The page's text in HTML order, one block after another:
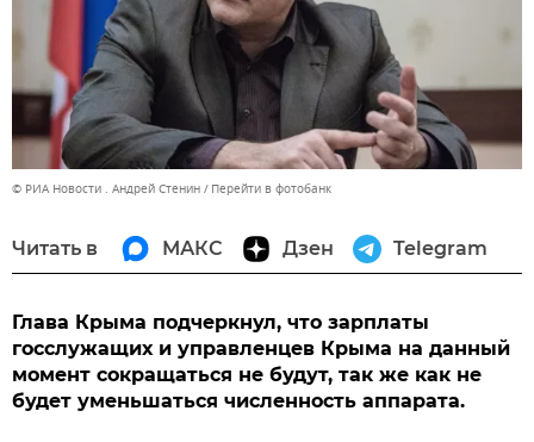
© РИА Новости . Андрей Стенин Перейти в фотобанк
Читать в МАКС Дзен Telegram
Глава Крыма подчеркнул, что зарплаты
госслужащих и управленцев Крыма на данный
момент сокращаться не будут, так же как не
будет уменьшаться численность аппарата.